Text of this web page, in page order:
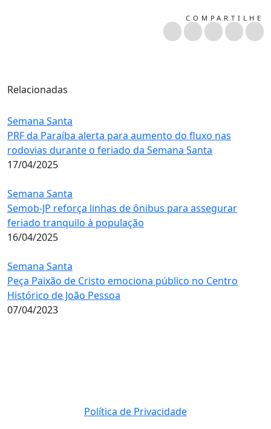
COMPARTILHE
Relacionadas
Semana Santa
PRF da Paraíba alerta para aumento do fluxo nas
rodovias durante o feriado da Semana Santa
17/04/2025
Semana Santa
Semob-JP reforça linhas de ônibus para assegurar
feriado tranquilo à população
16/04/2025
Semana Santa
Peça Paixão de Cristo emociona público no Centro
Histórico de João Pessoa
07/04/2023
Política de Privacidade